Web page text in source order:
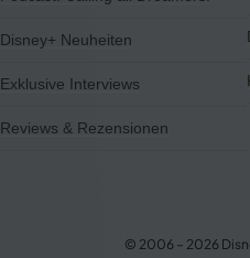
Disney+ Neuheiten
Exklusive Interviews
Reviews & Rezensionen
© 2006 – 2026
Gerade eben